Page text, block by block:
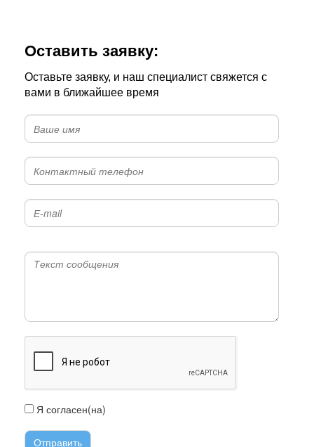
Оставить заявку:
Оставьте заявку, и наш специалист свяжется с
вами в ближайшее время
Я согласен(на)